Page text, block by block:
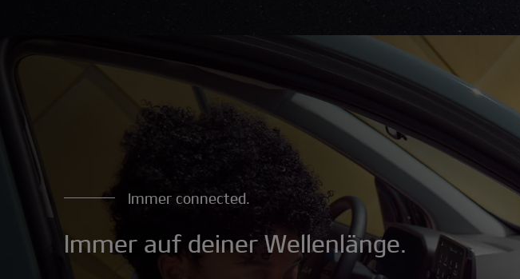
Immer connected.
Immer auf deiner Wellenlänge.